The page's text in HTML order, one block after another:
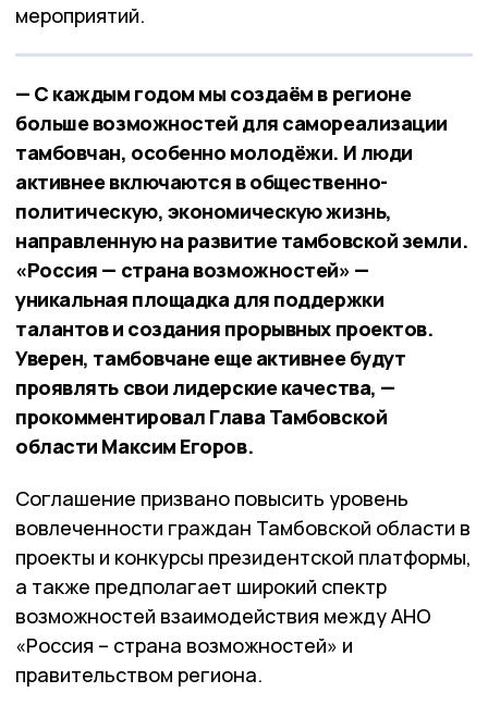
мероприятий.
— С каждым годом мы создаём в регионе
больше возможностей для самореализации
тамбовчан, особенно молодёжи. И люди
активнее включаются в общественно-
политическую, экономическую жизнь,
направленную на развитие тамбовской земли.
«Россия — страна возможностей» —
уникальная площадка для поддержки
талантов и создания прорывных проектов.
Уверен, тамбовчане еще активнее будут
проявлять свои лидерские качества, —
прокомментировал Глава Тамбовской
области Максим Егоров.
Соглашение призвано повысить уровень
вовлеченности граждан Тамбовской области в
проекты и конкурсы президентской платформы,
а также предполагает широкий спектр
возможностей взаимодействия между АНО
«Россия – страна возможностей» и
правительством региона.